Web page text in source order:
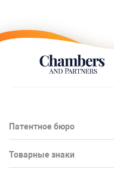
Патентное бюро
Товарные знаки